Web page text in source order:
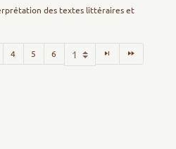
des textes littéraires et
4 5 6